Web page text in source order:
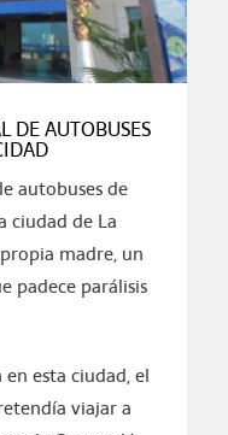
DE AUTOBUSES
autobuses de
ciudad de La
madre, un
padece parálisis
esta ciudad, el
viajar a